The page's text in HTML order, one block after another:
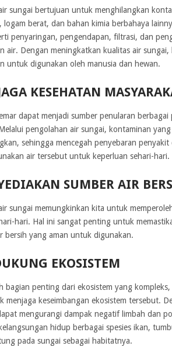
sungai bertujuan untuk menghilangkan
logam berat, dan bahan kimia berbahaya
penyaringan, pengendapan, filtrasi, dan
air. Dengan meningkatkan kualitas air
untuk digunakan oleh manusia dan hewan.
KESEHATAN
dapat menjadi sumber penularan
pengolahan air sungai, kontaminan
sehingga mencegah penyebaran
air tersebut untuk keperluan sehari-hari.
SUMBER AIR
sungai memungkinkan kita untuk
hari. Hal ini sangat penting untuk
bersih yang aman untuk digunakan.
EKOSISTEM
bagian penting dari ekosistem yang
menjaga keseimbangan ekosistem tersebut.
mengurangi dampak negatif limbah dan
hidup berbagai spesies ikan,
pada sungai sebagai habitatnya.